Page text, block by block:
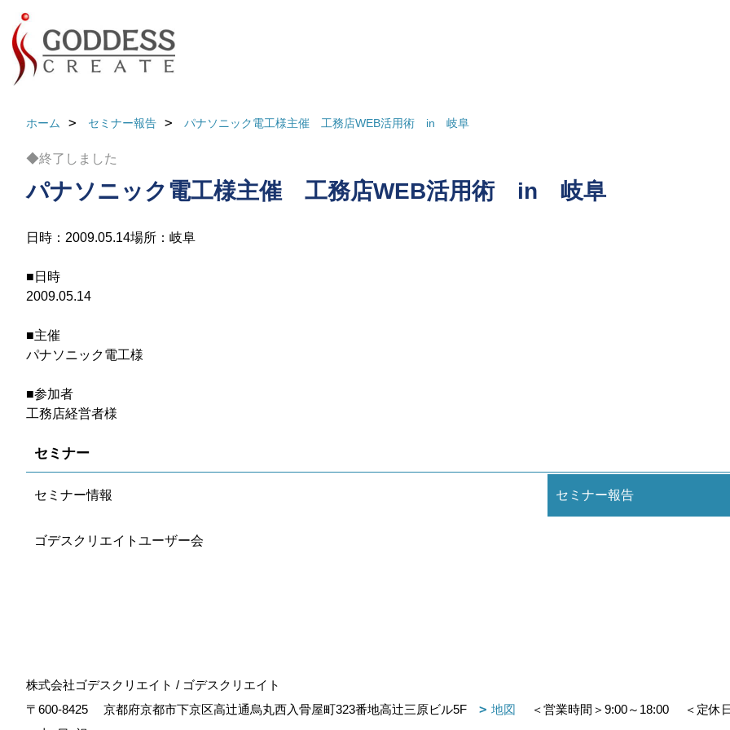
ホーム セミナー報告 パナソニック電工様主催 工務店WEB活用術 in 岐阜
◆終了しました
パナソニック電工様主催 工務店WEB活用術 in 岐阜
日時：2009.05.14場所：岐阜
■日時
2009.05.14
■主催
パナソニック電工様
■参加者
工務店経営者様
セミナー
セミナー情報 セミナー報告
ゴデスクリエイトユーザー会
株式会社ゴデスクリエイト / ゴデスクリエイト
〒600-8425
京都府京都市下京区高辻通烏丸西入骨屋町323番地高辻三原ビル5F 地図 ＜営業時間＞9:00～18:00
＜定休